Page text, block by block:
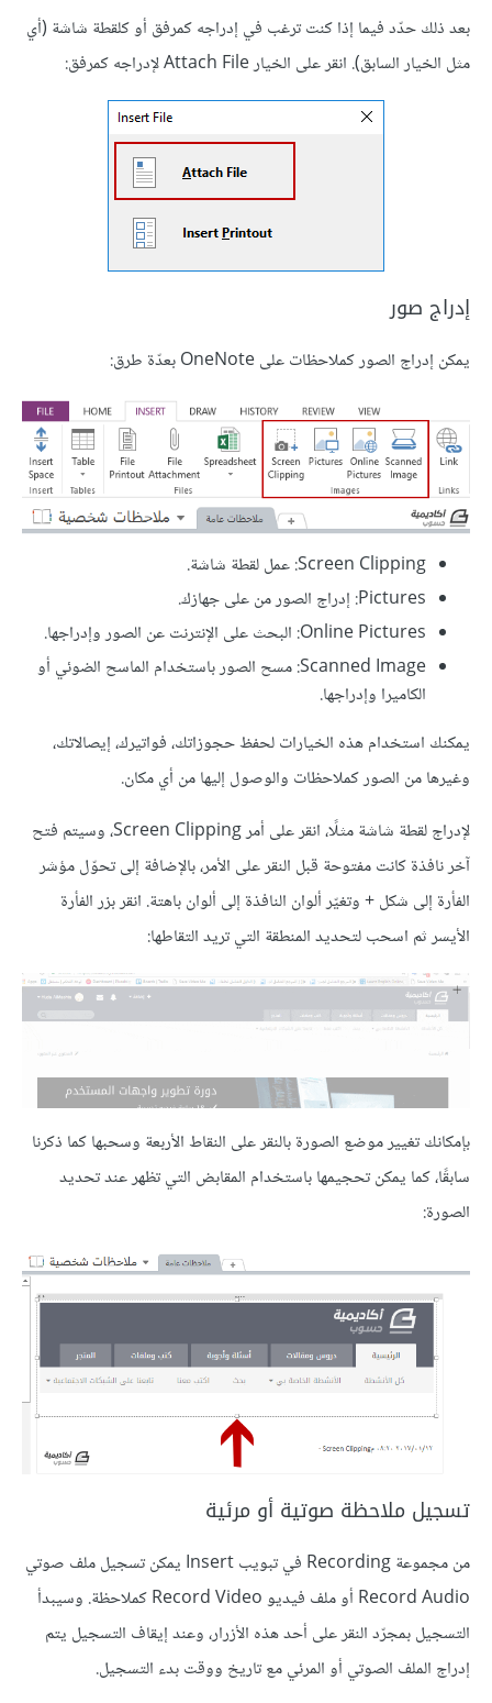
بعد ذلك حدّد فيما إذا كنت ترغب في إدراجه كمرفق أو كلقطة شاشة (أي
مثل الخيار السابق). انقر على الخيار Attach File لإدراجه كمرفق:
إدراج صور
يمكن إدراج الصور كملاحظات على OneNote بعدّة طرق:
Screen Clipping: عمل لقطة شاشة.
Pictures: إدراج الصور من على جهازك.
Online Pictures: البحث على الإنترنت عن الصور وإدراجها.
Scanned Image: مسح الصور باستخدام الماسح الضوئي أو
الكاميرا وإدراجها.
يمكنك استخدام هذه الخيارات لحفظ حجوزاتك، فواتيرك، إيصالاتك،
وغيرها من الصور كملاحظات والوصول إليها من أي مكان.
لإدراج لقطة شاشة مثلًا، انقر على أمر Screen Clipping، وسيتم فتح
آخر نافذة كانت مفتوحة قبل النقر على الأمر، بالإضافة إلى تحوّل مؤشر
الفأرة إلى شكل + وتغيّر ألوان النافذة إلى ألوان باهتة. انقر بزر الفأرة
الأيسر ثم اسحب لتحديد المنطقة التي تريد التقاطها:
بإمكانك تغيير موضع الصورة بالنقر على النقاط الأربعة وسحبها كما ذكرنا
سابقًا، كما يمكن تحجيمها باستخدام المقابض التي تظهر عند تحديد
الصورة:
تسجيل ملاحظة صوتية أو مرئية
من مجموعة Recording في تبويب Insert يمكن تسجيل ملف صوتي
Record Audio أو ملف فيديو Record Video كملاحظة. وسيبدأ
التسجيل بمجرّد النقر على أحد هذه الأزرار، وعند إيقاف التسجيل يتم
إدراج الملف الصوتي أو المرئي مع تاريخ ووقت بدء التسجيل.